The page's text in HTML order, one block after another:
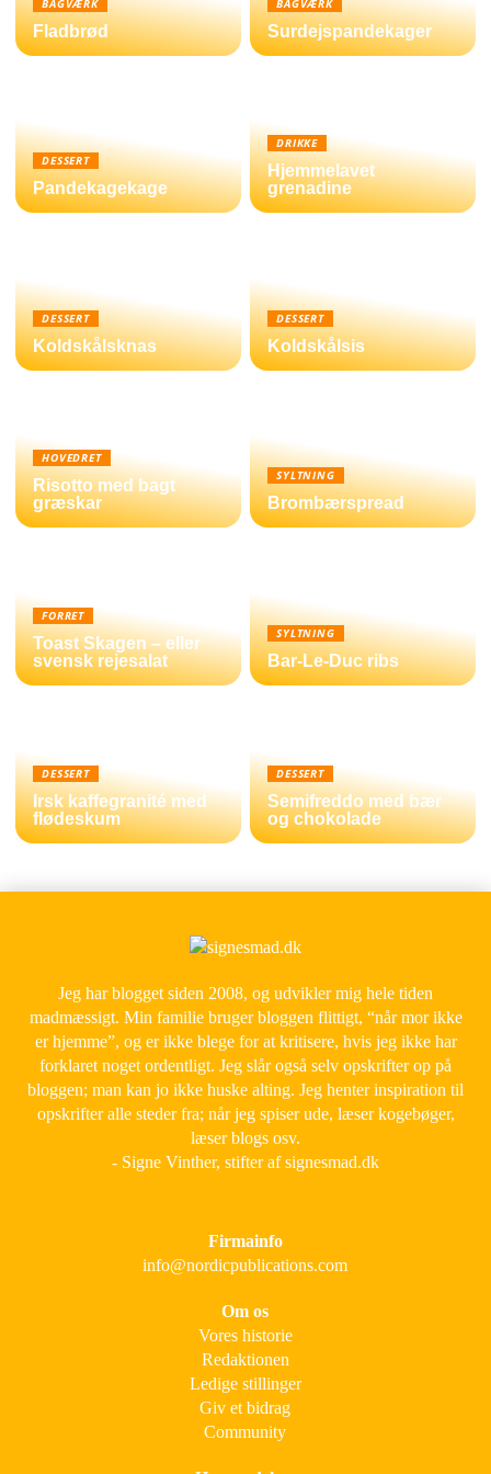
BAGVÆRK
Fladbrød
BAGVÆRK
Surdejspandekager
DESSERT
Pandekagekage
DRIKKE
Hjemmelavet
grenadine
DESSERT
Koldskålsknas
DESSERT
Koldskålsis
HOVEDRET
Risotto med bagt
græskar
SYLTNING
Brombærspread
FORRET
Toast Skagen – eller
svensk rejesalat
SYLTNING
Bar-Le-Duc ribs
DESSERT
Irsk kaffegranité med
flødeskum
DESSERT
Semifreddo med bær
og chokolade
Jeg har blogget siden 2008, og udvikler mig hele tiden
madmæssigt. Min familie bruger bloggen flittigt, “når mor ikke
er hjemme”, og er ikke blege for at kritisere, hvis jeg ikke har
forklaret noget ordentligt. Jeg slår også selv opskrifter op på
bloggen; man kan jo ikke huske alting. Jeg henter inspiration til
opskrifter alle steder fra; når jeg spiser ude, læser kogebøger,
læser blogs osv.
- Signe Vinther, stifter af signesmad.dk
Firmainfo
info@nordicpublications.com
Om os
Vores historie
Redaktionen
Ledige stillinger
Giv et bidrag
Community